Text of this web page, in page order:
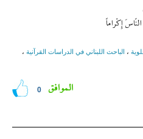
إِكْراماً
، الباحث اللبناني في الدراسات القرآنية ،
0 الموافق